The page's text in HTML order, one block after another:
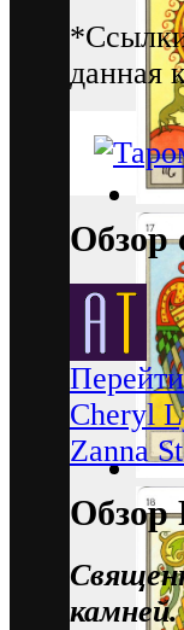
данная
Обзор
Cheryl
Zanna
Обзор
камней.